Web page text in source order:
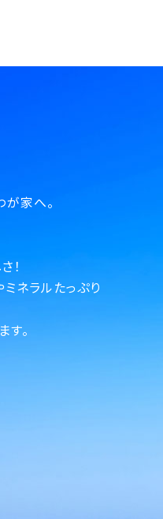
家へ。
！
ネラルたっぷり
。